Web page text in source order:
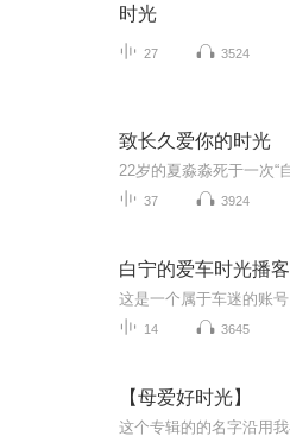
时光
27 3524
致长久爱你的时光
37 3924
白宁的爱车时光播客
14 3645
【母爱好时光】